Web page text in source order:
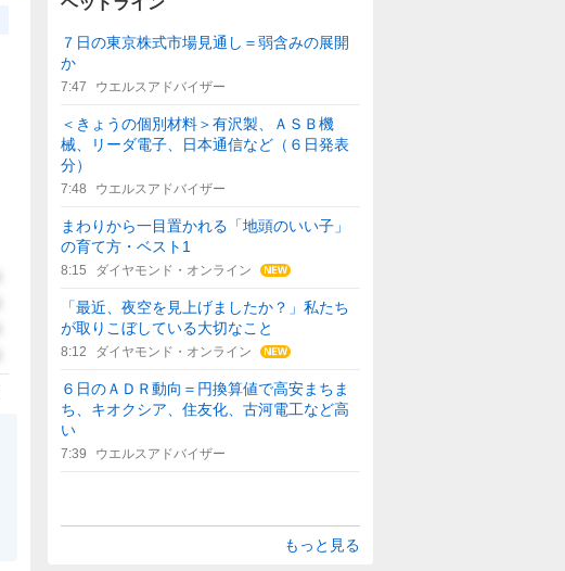
７日の東京株式市場見通し＝弱含みの展開
か
7:47 ウエルスアドバイザー
＜きょうの個別材料＞有沢製、ＡＳＢ機
械、リーダ電子、日本通信など（６日発表
分）
7:48 ウエルスアドバイザー
まわりから一目置かれる「地頭のいい子」
の育て方・ベスト1
8:15 ダイヤモンド・オンライン
「最近、夜空を見上げましたか？」私たち
が取りこぼしている大切なこと
8:12 ダイヤモンド・オンライン
６日のＡＤＲ動向＝円換算値で高安まちま
ち、キオクシア、住友化、古河電工など高
い
7:39 ウエルスアドバイザー
もっと見る